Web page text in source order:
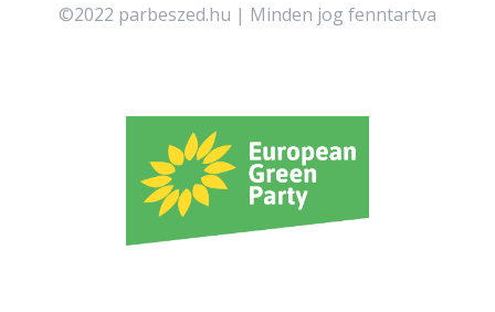
©2022 parbeszed.hu | Minden jog fenntartva